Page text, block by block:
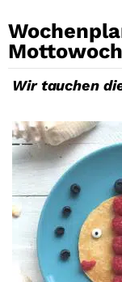
Wir tauchen